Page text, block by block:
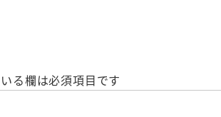
る欄は必須項目です